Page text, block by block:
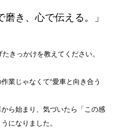
き、心で伝える。」
きっかけを教えてください。
業じゃなくて“愛車と向き合う
ら始まり、気づいたら「この感
になりました。